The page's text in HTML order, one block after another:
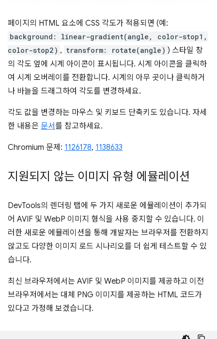
페이지의 HTML 요소에 CSS 각도가 적용되면 (예:
background: linear-gradient(angle, color-stop1,
color-stop2) , transform: rotate(angle) ) 스타일 창
의 각도 옆에 시계 아이콘이 표시됩니다. 시계 아이콘을 클릭하
여 시계 오버레이를 전환합니다. 시계의 아무 곳이나 클릭하거
나 바늘을 드래그하여 각도를 변경하세요.
각도 값을 변경하는 마우스 및 키보드 단축키도 있습니다. 자세
한 내용은 문서를 참고하세요.
Chromium 문제: 1126178, 1138633
지원되지 않는 이미지 유형 에뮬레이션
DevTools의 렌더링 탭에 두 가지 새로운 에뮬레이션이 추가되
어 AVIF 및 WebP 이미지 형식을 사용 중지할 수 있습니다. 이
러한 새로운 에뮬레이션을 통해 개발자는 브라우저를 전환하지
않고도 다양한 이미지 로드 시나리오를 더 쉽게 테스트할 수 있
습니다.
최신 브라우저에서는 AVIF 및 WebP 이미지를 제공하고 이전
브라우저에서는 대체 PNG 이미지를 제공하는 HTML 코드가
있다고 가정해 보겠습니다.